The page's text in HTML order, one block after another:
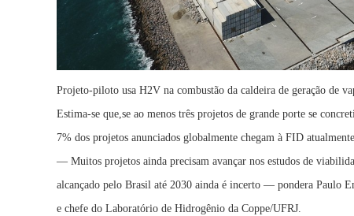
Projeto-piloto usa H2V na combustão da caldeira de geração de
Estima-se que,se ao menos três projetos de grande porte se
7% dos projetos anunciados globalmente chegam à FID
— Muitos projetos ainda precisam avançar nos estudos de
alcançado pelo Brasil até 2030 ainda é incerto — pondera Paulo
e chefe do Laboratório de Hidrogênio da Coppe/UFRJ.